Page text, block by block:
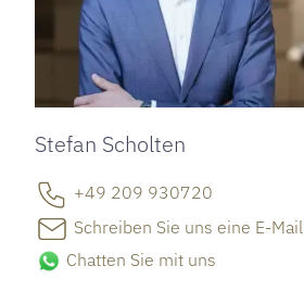
Stefan Scholten
+49 209 930720
Schreiben Sie uns eine E-Mail
Chatten Sie mit uns